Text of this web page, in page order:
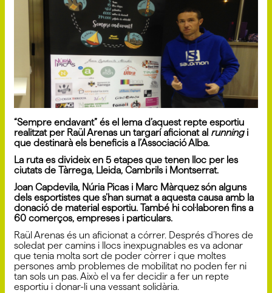
“Sempre endavant” és el lema d’aquest repte esportiu
realitzat per Raül Arenas un targarí aficionat al running i
que destinarà els beneficis a l’Associació Alba.
La ruta es divideix en 5 etapes que tenen lloc per les
ciutats de Tàrrega, Lleida, Cambrils i Montserrat.
Joan Capdevila, Núria Picas i Marc Màrquez són alguns
dels esportistes que s’han sumat a aquesta causa amb la
donació de material esportiu. També hi col·laboren fins a
60 comerços, empreses i particulars.
Raül Arenas és un aficionat a córrer. Després d’hores de
soledat per camins i llocs inexpugnables es va adonar
que tenia molta sort de poder còrrer i que moltes
persones amb problemes de mobilitat no poden fer ni
tan sols un pas. Això el va fer decidir a fer un repte
esportiu i donar-li una vessant solidària.